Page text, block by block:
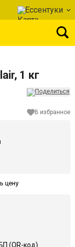
Ессентуки
1 кг
В избранное
цену